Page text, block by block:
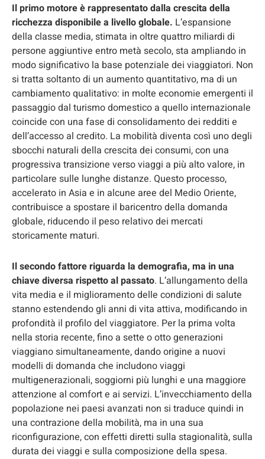
Il primo motore è rappresentato dalla crescita della
ricchezza disponibile a livello globale. L’espansione
della classe media, stimata in oltre quattro miliardi di
persone aggiuntive entro metà secolo, sta ampliando in
modo significativo la base potenziale dei viaggiatori. Non
si tratta soltanto di un aumento quantitativo, ma di un
cambiamento qualitativo: in molte economie emergenti il
passaggio dal turismo domestico a quello internazionale
coincide con una fase di consolidamento dei redditi e
dell’accesso al credito. La mobilità diventa così uno degli
sbocchi naturali della crescita dei consumi, con una
progressiva transizione verso viaggi a più alto valore, in
particolare sulle lunghe distanze. Questo processo,
accelerato in Asia e in alcune aree del Medio Oriente,
contribuisce a spostare il baricentro della domanda
globale, riducendo il peso relativo dei mercati
storicamente maturi.
Il secondo fattore riguarda la demografia, ma in una
chiave diversa rispetto al passato. L’allungamento della
vita media e il miglioramento delle condizioni di salute
stanno estendendo gli anni di vita attiva, modificando in
profondità il profilo del viaggiatore. Per la prima volta
nella storia recente, fino a sette o otto generazioni
viaggiano simultaneamente, dando origine a nuovi
modelli di domanda che includono viaggi
multigenerazionali, soggiorni più lunghi e una maggiore
attenzione al comfort e ai servizi. L’invecchiamento della
popolazione nei paesi avanzati non si traduce quindi in
una contrazione della mobilità, ma in una sua
riconfigurazione, con effetti diretti sulla stagionalità, sulla
durata dei viaggi e sulla composizione della spesa.